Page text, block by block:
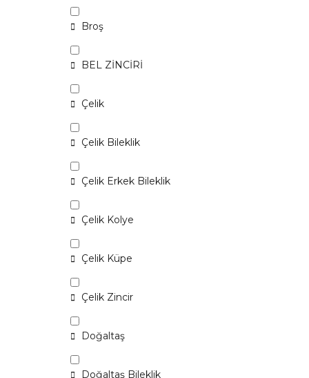
Broş
BEL ZİNCİRİ
Çelik
Çelik Bileklik
Çelik Erkek Bileklik
Çelik Kolye
Çelik Küpe
Çelik Zincir
Doğaltaş
Doğaltaş Bileklik